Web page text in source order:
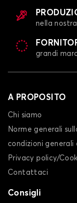
nella
grandi
A PROPOSITO
Chi siamo
Norme generali
condizioni generali
Privacy policy/
Contattaci
Consigli